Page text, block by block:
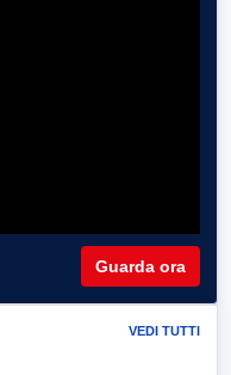
Guarda ora
VEDI TUTTI